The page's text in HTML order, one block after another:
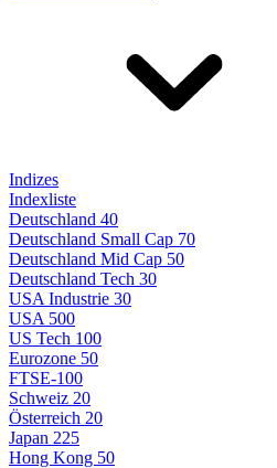
Indizes
Indexliste
Deutschland 40
Deutschland Small Cap 70
Deutschland Mid Cap 50
Deutschland Tech 30
USA Industrie 30
USA 500
US Tech 100
Eurozone 50
FTSE-100
Schweiz 20
Österreich 20
Japan 225
Hong Kong 50